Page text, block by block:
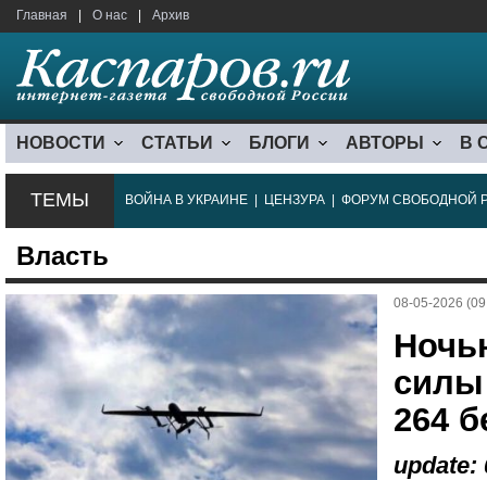
Главная О нас Архив
НОВОСТИ СТАТЬИ БЛОГИ АВТОРЫ В
ТЕМЫ ВОЙНА В УКРАИНЕ ЦЕНЗУРА ФОРУМ СВОБОДНОЙ
Власть
08-05-2026
264
update: